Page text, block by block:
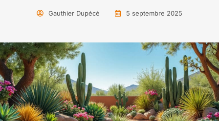
Gauthier Dupécé 5 septembre 2025